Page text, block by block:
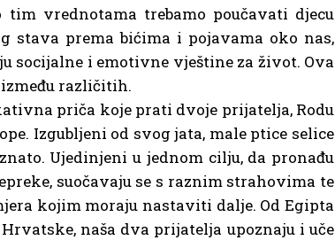
vrednotama trebamo poučavati djecu
stava prema bićima i pojavama oko nas,
socijalne i emotivne vještine za život. Ova
različitih.
priča koje prati dvoje prijatelja, Rodu
Izgubljeni od svog jata, male ptice selice
Ujedinjeni u jednom cilju, da pronađu
suočavaju se s raznim strahovima te
kojim moraju nastaviti dalje. Od Egipta
naša dva prijatelja upoznaju i uče